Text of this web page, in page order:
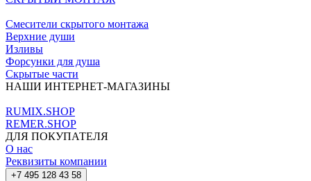
Смесители скрытого монтажа
Верхние души
Изливы
Форсунки для душа
Скрытые части
НАШИ ИНТЕРНЕТ-МАГАЗИНЫ
RUMIX.SHOP
REMER.SHOP
ДЛЯ ПОКУПАТЕЛЯ
О нас
Реквизиты компании
+7 495 128 43 58